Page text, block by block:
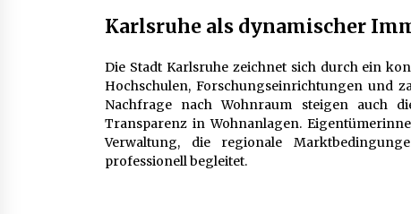
Karlsruhe als dynamischer
Die Stadt Karlsruhe zeichnet sich durch ein
Hochschulen, Forschungseinrichtungen und
Nachfrage nach Wohnraum steigen auch
Transparenz in Wohnanlagen.
Verwaltung, die regionale
professionell begleitet.